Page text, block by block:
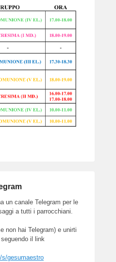
un canale Telegram per le
a tutti i parrocchiani.
non hai Telegram) e unirti
il link
s/gesumaestro